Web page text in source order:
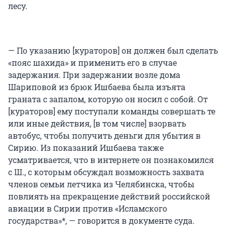
было три. Сочувствующие радикалам россияне
лесу.
— По указанию [кураторов] он должен был сделать
«пояс шахида» и применить его в случае
задержания. При задержании возле дома
Шариповой из брюк Ишбаева была изъята
граната с запалом, которую он носил с собой. От
[кураторов] ему поступали команды совершать те
или иные действия, [в том числе] взорвать
автобус, чтобы получить деньги для убытия в
Сирию. Из показаний Ишбаева также
усматривается, что в интернете он познакомился
с Ш., с которым обсуждал возможность захвата
членов семьи летчика из Челябинска, чтобы
повлиять на прекращение действий российской
авиации в Сирии против «Исламского
государства»*, — говорится в документе суда.